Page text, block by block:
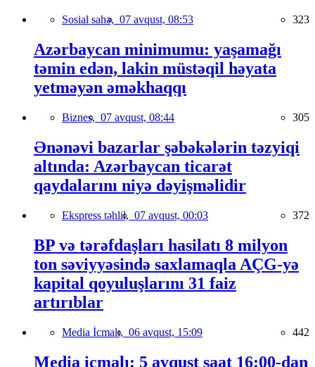
Sosial sahə, 07 avqust, 08:53 323
Azərbaycan minimumu: yaşamağı
təmin edən, lakin müstəqil həyata
yetməyən əməkhaqqı
Biznes, 07 avqust, 08:44 305
Ənənəvi bazarlar şəbəkələrin təzyiqi
altında: Azərbaycan ticarət
qaydalarını niyə dəyişməlidir
Ekspress təhlil, 07 avqust, 00:03 372
BP və tərəfdaşları hasilatı 8 milyon
ton səviyyəsində saxlamaqla AÇG-yə
kapital qoyuluşlarını 31 faiz
artırıblar
Media İcmalı, 06 avqust, 15:09 442
Media icmalı: 5 avqust saat 16:00-dan